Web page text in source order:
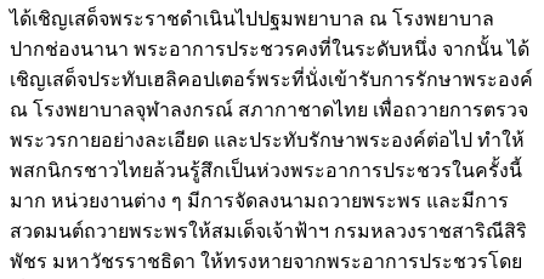
ได้เชิญเสด็จพระราชดำเนินไปปฐมพยาบาล ณ โรงพยาบาล
ปากช่องนานา พระอาการประชวรคงที่ในระดับหนึ่ง จากนั้น ได้
เชิญเสด็จประทับเฮลิคอปเตอร์พระที่นั่งเข้ารับการรักษาพระองค์
ณ โรงพยาบาลจุฬาลงกรณ์ สภากาชาดไทย เพื่อถวายการตรวจ
พระวรกายอย่างละเอียด และประทับรักษาพระองค์ต่อไป ทำให้
พสกนิกรชาวไทยล้วนรู้สึกเป็นห่วงพระอาการประชวรในครั้งนี้
มาก หน่วยงานต่าง ๆ มีการจัดลงนามถวายพระพร และมีการ
สวดมนต์ถวายพระพรให้สมเด็จเจ้าฟ้าฯ กรมหลวงราชสาริณีสิริ
พัชร มหาวัชรราชธิดา ให้ทรงหายจากพระอาการประชวรโดย